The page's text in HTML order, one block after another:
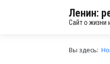
Ленин:
Сайт о жизни
Вы здесь: